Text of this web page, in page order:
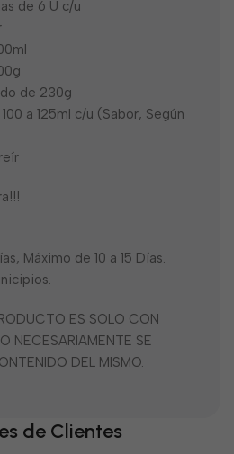
de 6 U c/u
de 230g
a 125ml c/u (Sabor, Según
Máximo de 10 a 15 Días.
ES SOLO CON
NECESARIAMENTE SE
DEL MISMO.
de Clientes